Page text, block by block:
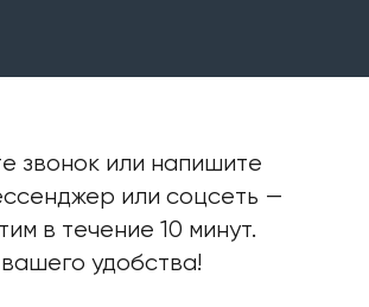
звонок или напишите
или соцсеть —
в течение 10 минут.
удобства!